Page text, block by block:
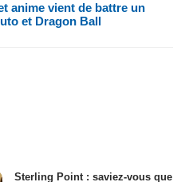
anime vient de battre un
et Dragon Ball
Sterling Point : saviez-vous que